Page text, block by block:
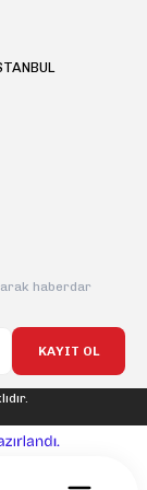
haberdar
KAYIT OL